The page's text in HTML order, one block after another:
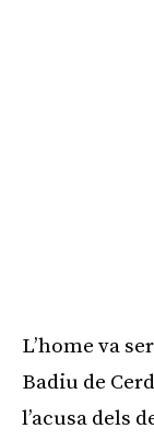
L’home va
Badiu de
l’acusa dels